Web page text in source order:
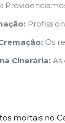
Os
Cinerária:As
mortais no